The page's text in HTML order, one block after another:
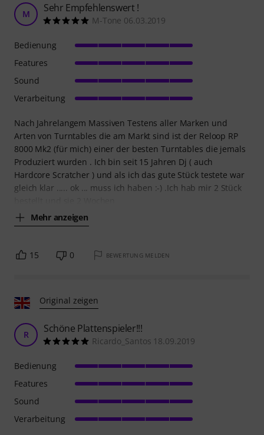
M Sehr Empfehlenswert !
M-Tone 06.03.2019
Nach Jahrelangem Massiven Testens aller Marken und
Arten von Turntables die am Markt sind ist der Reloop RP
8000 Mk2 (für mich) einer der besten Turntables die jemals
Produziert wurden . Ich bin seit 15 Jahren Dj ( auch
Hardcore Scratcher ) und als ich das gute Stück testete war
gleich klar ..... ok ... muss ich haben :-) .Ich hab mir 2 Stück
Mehr anzeigen
Bedienung
Features
Sound
Verarbeitung
15 0 BEWERTUNG MELDEN
Original zeigen
R Schöne Plattenspieler!!!
Ricardo_Santos 18.09.2019
Bedienung
Features
Sound
Verarbeitung